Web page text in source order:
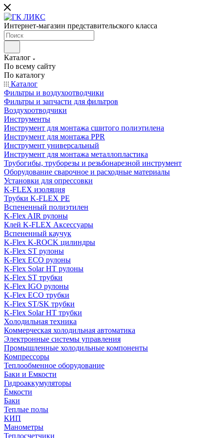
Интернет-магазин представительского класса
Каталог
По всему сайту
По каталогу
Каталог
Фильтры и воздухоотводчики
Фильтры и запчасти для фильтров
Воздухоотводчики
Инструменты
Инструмент для монтажа сшитого полиэтилена
Инструмент для монтажа PPR
Инструмент универсальный
Инструмент для монтажа металлопластика
Трубогибы, труборезы и резьбонарезной инструмент
Оборудование сварочное и расходные материалы
Установки для опрессовки
K-FLEX изоляция
Трубки K-FLEX PE
Вспененный полиэтилен
K-Flex AIR рулоны
Клей K-FLEX Аксессуары
Вспененный каучук
K-Flex K-ROCK цилиндры
K-Flex ST рулоны
K-Flex ECO рулоны
K-Flex Solar HT рулоны
K-Flex ST трубки
K-Flex IGO рулоны
K-Flex ECO трубки
K-Flex ST/SK трубки
K-Flex Solar HT трубки
Холодильная техника
Коммерческая холодильная автоматика
Электронные системы управления
Промышленные холодильные компоненты
Компрессоры
Теплообменное оборудование
Баки и Емкости
Гидроаккумуляторы
Ёмкости
Баки
Теплые полы
КИП
Манометры
Теплосчетчики